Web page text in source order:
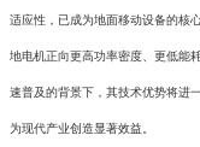
适应性，已成为地面移动设备的核
地电机正向更高功率密度、更低能
速普及的背景下，其技术优势将进
为现代产业创造显著效益。